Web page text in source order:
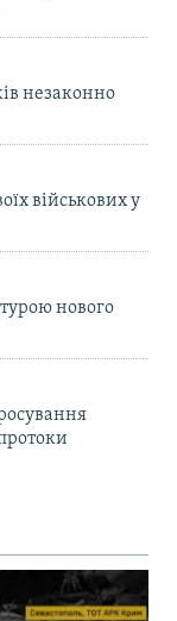
незаконно
військових у
нового